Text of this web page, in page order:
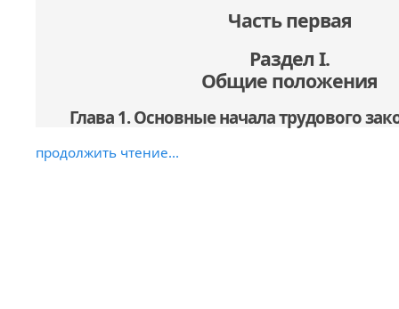
Часть первая
Раздел I.
Общие положения
Глава 1. Основные начала трудового
продолжить чтение...